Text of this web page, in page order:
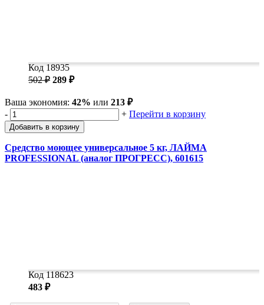
Код 18935
502 ₽ 289 ₽
Ваша экономия: 42% или 213 ₽
-
+ Перейти в корзину
Добавить в корзину
Средство моющее универсальное 5 кг, ЛАЙМА
PROFESSIONAL (аналог ПРОГРЕСС), 601615
Код 118623
483 ₽